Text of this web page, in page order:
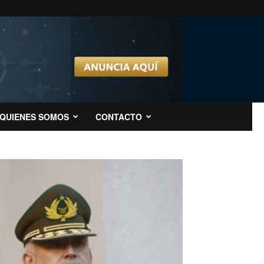
QUIENES SOMOS CONTACTO